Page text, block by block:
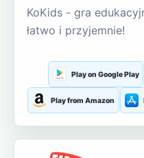
KoKids - gra
łatwo i przyjemnie!
Play on Google Play
Play from Amazon